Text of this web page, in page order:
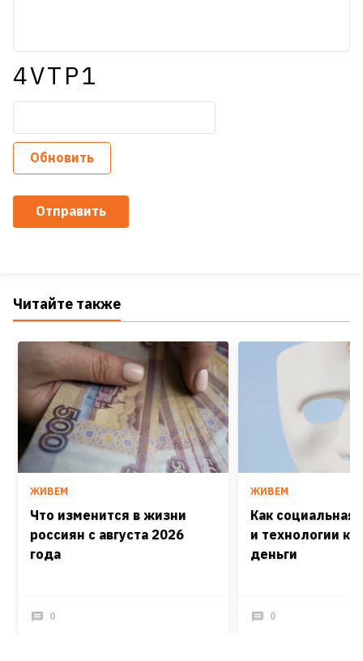
4VTP1
Обновить
Отправить
Читайте также
ЖИВЕМ
Что изменится в жизни
россиян с августа 2026
года
0
ЖИВЕМ
Как
и технологии
деньги
0